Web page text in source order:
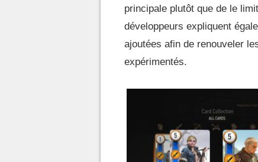
principale plutôt que de le
développeurs expliquent
ajoutées afin de renouveler
expérimentés.